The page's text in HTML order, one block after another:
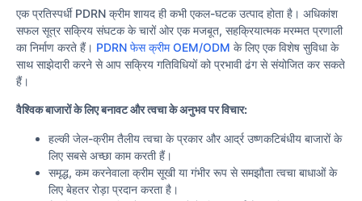
एक प्रतिस्पर्धी PDRN क्रीम शायद ही कभी एकल-घटक उत्पाद होता है। अधिकांश
सफल सूत्र सक्रिय संघटक के चारों ओर एक मजबूत, सहक्रियात्मक मरम्मत प्रणाली
का निर्माण करते हैं। PDRN फेस क्रीम OEM/ODM के लिए एक विशेष सुविधा के
साथ साझेदारी करने से आप सक्रिय गतिविधियों को प्रभावी ढंग से संयोजित कर सकते
हैं।
वैश्विक बाजारों के लिए बनावट और त्वचा के अनुभव पर विचार:
हल्की जेल-क्रीम तैलीय त्वचा के प्रकार और आर्द्र उष्णकटिबंधीय बाजारों के
लिए सबसे अच्छा काम करती हैं।
समृद्ध, कम करनेवाला क्रीम सूखी या गंभीर रूप से समझौता त्वचा बाधाओं के
लिए बेहतर रोड़ा प्रदान करता है।